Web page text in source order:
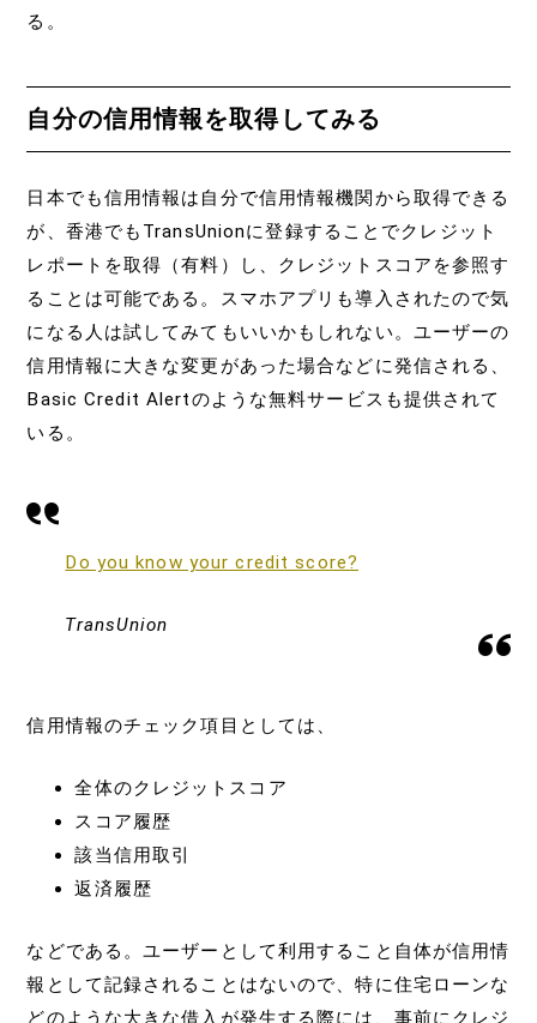
る。
自分の信用情報を取得してみる
日本でも信用情報は自分で信用情報機関から取得できる
が、香港でもTransUnionに登録することでクレジット
レポートを取得（有料）し、クレジットスコアを参照す
ることは可能である。スマホアプリも導入されたので気
になる人は試してみてもいいかもしれない。ユーザーの
信用情報に大きな変更があった場合などに発信される、
Basic Credit Alertのような無料サービスも提供されて
いる。
Do you know your credit score?
TransUnion
信用情報のチェック項目としては、
全体のクレジットスコア
スコア履歴
該当信用取引
返済履歴
などである。ユーザーとして利用すること自体が信用情
報として記録されることはないので、特に住宅ローンな
どのような大きな借入が発生する際には、事前にクレジ